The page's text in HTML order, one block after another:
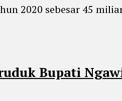
2020 sebesar 45
Bupati